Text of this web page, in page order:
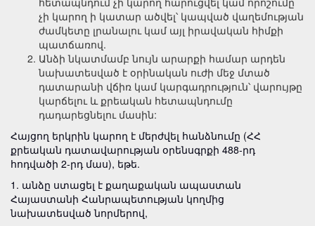
չի կարող ի կատար ածվել՝ կապված վաղեմության
ժամկետը լրանալու կամ այլ իրավական հիմքի
պատճառով.
Անձի նկատմամբ նույն արարքի համար արդեն
նախատեսված է օրինական ուժի մեջ մտած
դատարանի վճիռ կամ կարգադրություն՝ վարույթը
կարճելու և քրեական հետապնդումը
դադարեցնելու մասին:
Հայցող երկրին կարող է մերժվել հանձնումը (ՀՀ
քրեական դատավարության օրենսգրքի 488-րդ
հոդվածի 2-րդ մաս), եթե.
1. անձը ստացել է քաղաքական ապաստան
Հայաստանի Հանրապետության կողմից
նախատեսված նորմերով,